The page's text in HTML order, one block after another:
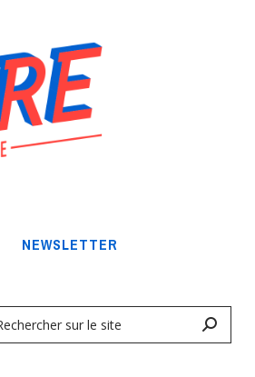
NEWSLETTER